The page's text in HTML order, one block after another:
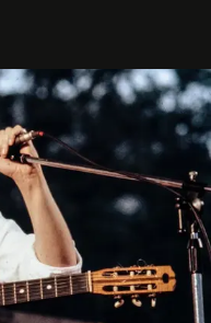
Trent'anni dopo,
che abbiamo.